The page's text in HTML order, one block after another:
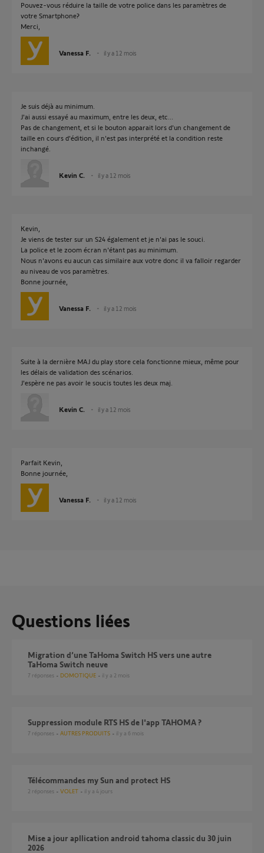
Pouvez-vous réduire la taille de votre police dans les paramètres de
votre Smartphone?
Merci,
Vanessa F. il y a 12 mois
Je suis déjà au minimum.
J'ai aussi essayé au maximum, entre les deux, etc...
Pas de changement, et si le bouton apparait lors d'un changement de
taille en cours d'édition, il n'est pas interprété et la condition reste
inchangé.
Kevin C. il y a 12 mois
Kevin,
Je viens de tester sur un S24 également et je n'ai pas le souci.
La police et le zoom écran n'étant pas au minimum.
Nous n'avons eu aucun cas similaire aux votre donc il va falloir regarder
au niveau de vos paramètres.
Bonne journée,
Vanessa F. il y a 12 mois
Suite à la dernière MAJ du play store cela fonctionne mieux, même pour
les délais de validation des scénarios.
J'espère ne pas avoir le soucis toutes les deux maj.
Kevin C. il y a 12 mois
Parfait Kevin,
Bonne journée,
Vanessa F. il y a 12 mois
Questions liées
Migration d’une TaHoma Switch HS vers une autre
TaHoma Switch neuve
7 réponses DOMOTIQUE il y a 2 mois
Suppression module RTS HS de l'app TAHOMA ?
7 réponses AUTRES PRODUITS il y a 6 mois
Télécommandes my Sun and protect HS
2 réponses VOLET il y a 4 jours
Mise a jour apllication android tahoma classic du 30 juin
2026